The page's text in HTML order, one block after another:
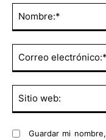
Guardar mi